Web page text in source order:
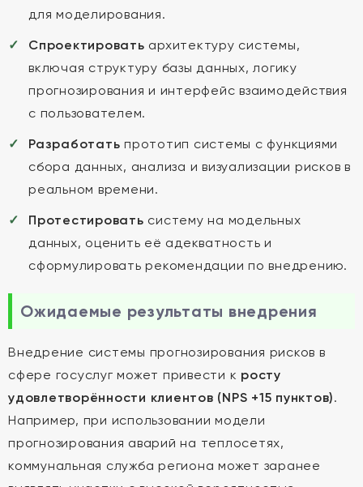
для моделирования.
Спроектировать архитектуру системы,
включая структуру базы данных, логику
прогнозирования и интерфейс взаимодействия
с пользователем.
Разработать прототип системы с функциями
сбора данных, анализа и визуализации рисков в
реальном времени.
Протестировать систему на модельных
данных, оценить её адекватность и
сформулировать рекомендации по внедрению.
Ожидаемые результаты внедрения
Внедрение системы прогнозирования рисков в
сфере госуслуг может привести к росту
удовлетворённости клиентов (NPS +15 пунктов).
Например, при использовании модели
прогнозирования аварий на теплосетях,
коммунальная служба региона может заранее